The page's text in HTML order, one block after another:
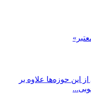
این حوزه‌ها علاوه بر